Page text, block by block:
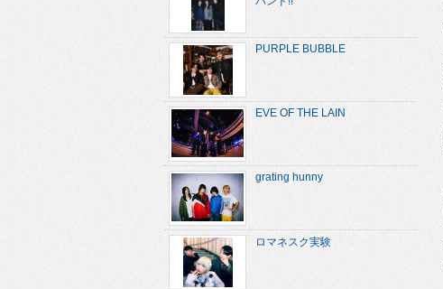
PURPLE BUBBLE
EVE OF THE LAIN
grating hunny
ロマネスク実験